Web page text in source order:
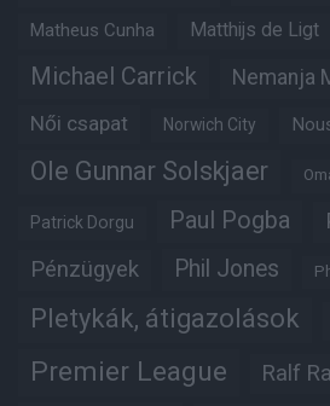
Matheus Cunha Matthijs de Ligt
Michael Carrick Nemanja
Női csapat Norwich City
Ole Gunnar Solskjaer
Patrick Dorgu Paul Pogba
Pénzügyek Phil Jones
Pletykák, átigazolások
Premier League Ralf